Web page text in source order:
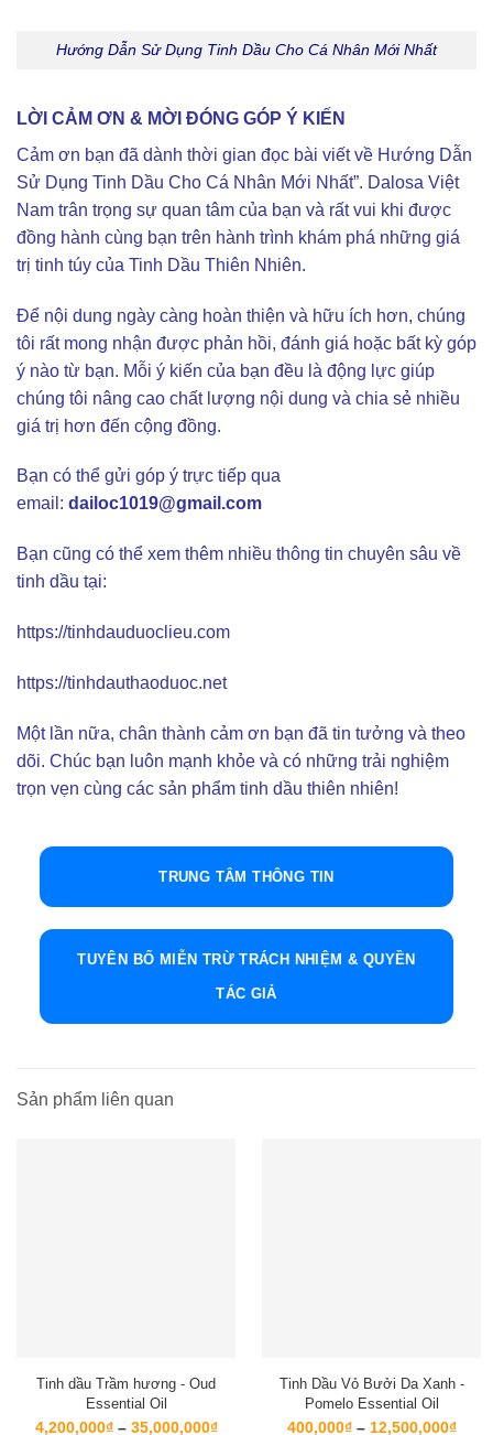
Hướng Dẫn Sử Dụng Tinh Dầu Cho Cá Nhân Mới Nhất
LỜI CẢM ƠN & MỜI ĐÓNG GÓP Ý KIẾN
Cảm ơn bạn đã dành thời gian đọc bài viết về Hướng Dẫn
Sử Dụng Tinh Dầu Cho Cá Nhân Mới Nhất”. Dalosa Việt
Nam trân trọng sự quan tâm của bạn và rất vui khi được
đồng hành cùng bạn trên hành trình khám phá những giá
trị tinh túy của Tinh Dầu Thiên Nhiên.
Để nội dung ngày càng hoàn thiện và hữu ích hơn, chúng
tôi rất mong nhận được phản hồi, đánh giá hoặc bất kỳ góp
ý nào từ bạn. Mỗi ý kiến của bạn đều là động lực giúp
chúng tôi nâng cao chất lượng nội dung và chia sẻ nhiều
giá trị hơn đến cộng đồng.
Bạn có thể gửi góp ý trực tiếp qua
email: dailoc1019@gmail.com
Bạn cũng có thể xem thêm nhiều thông tin chuyên sâu về
tinh dầu tại:
https://tinhdauduoclieu.com
https://tinhdauthaoduoc.net
Một lần nữa, chân thành cảm ơn bạn đã tin tưởng và theo
dõi. Chúc bạn luôn mạnh khỏe và có những trải nghiệm
trọn vẹn cùng các sản phẩm tinh dầu thiên nhiên!
TRUNG TÂM THÔNG TIN
TUYÊN BỐ MIỄN TRỪ TRÁCH NHIỆM & QUYỀN
TÁC GIẢ
Sản phẩm liên quan
Tinh dầu Trầm hương - Oud
Essential Oil
4,200,000₫ – 35,000,000₫Khoảng
Tinh Dầu Vỏ Bưởi Da Xanh -
Pomelo Essential Oil
400,000₫ – 12,500,000₫